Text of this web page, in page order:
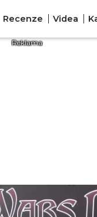
Recenze Videa